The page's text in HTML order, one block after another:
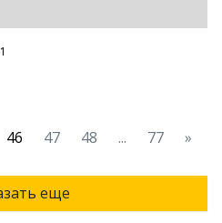
46 47 48 ... 77 »
еще